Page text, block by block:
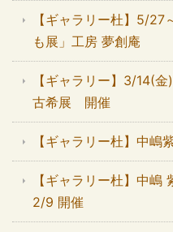
【ギャラリー杜】5/
も展」工房 夢創庵
【ギャラリー】3/14(
古希展 開催
【ギャラリー杜】中
【ギャラリー杜】中
2/9 開催